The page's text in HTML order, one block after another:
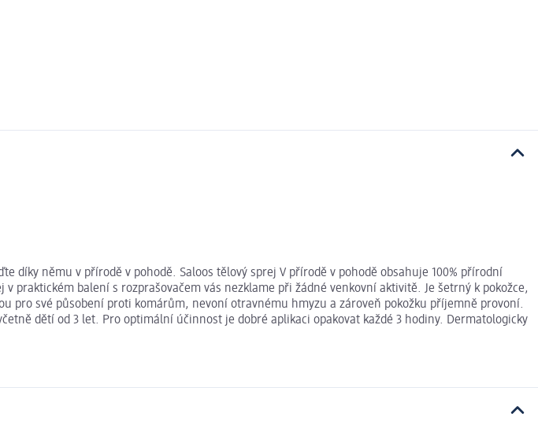
němu v přírodě v pohodě. Saloos tělový sprej V přírodě v pohodě obsahuje 100% přírodní
balení s rozprašovačem vás nezklame při žádné venkovní aktivitě. Je šetrný k pokožce,
své působení proti komárům, nevoní otravnému hmyzu a zároveň pokožku příjemně provoní.
dětí od 3 let. Pro optimální účinnost je dobré aplikaci opakovat každé 3 hodiny. Dermatologicky